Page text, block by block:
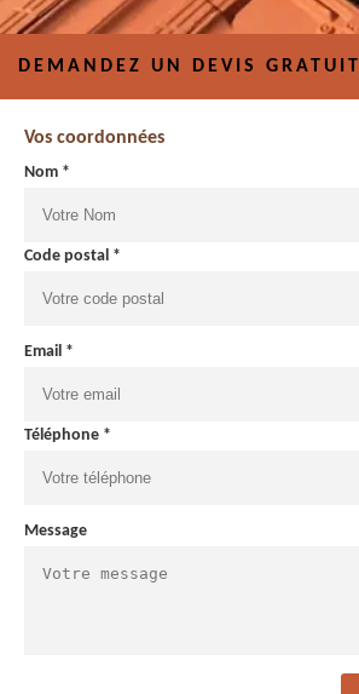
DEMANDEZ UN DEVIS GRATUIT
Vos coordonnées
Nom *
Code postal *
Email *
Téléphone *
Message